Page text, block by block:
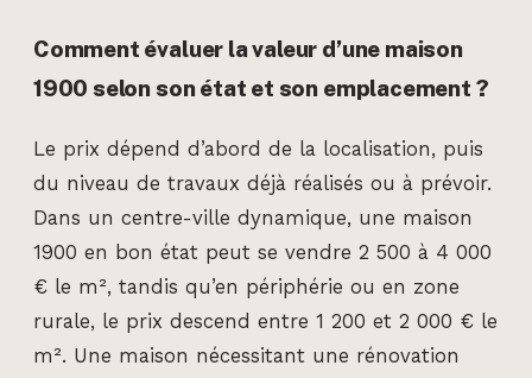
Comment évaluer la valeur d’une maison
1900 selon son état et son emplacement ?
Le prix dépend d’abord de la localisation, puis
du niveau de travaux déjà réalisés ou à prévoir.
Dans un centre-ville dynamique, une maison
1900 en bon état peut se vendre 2 500 à 4 000
€ le m², tandis qu’en périphérie ou en zone
rurale, le prix descend entre 1 200 et 2 000 € le
m². Une maison nécessitant une rénovation